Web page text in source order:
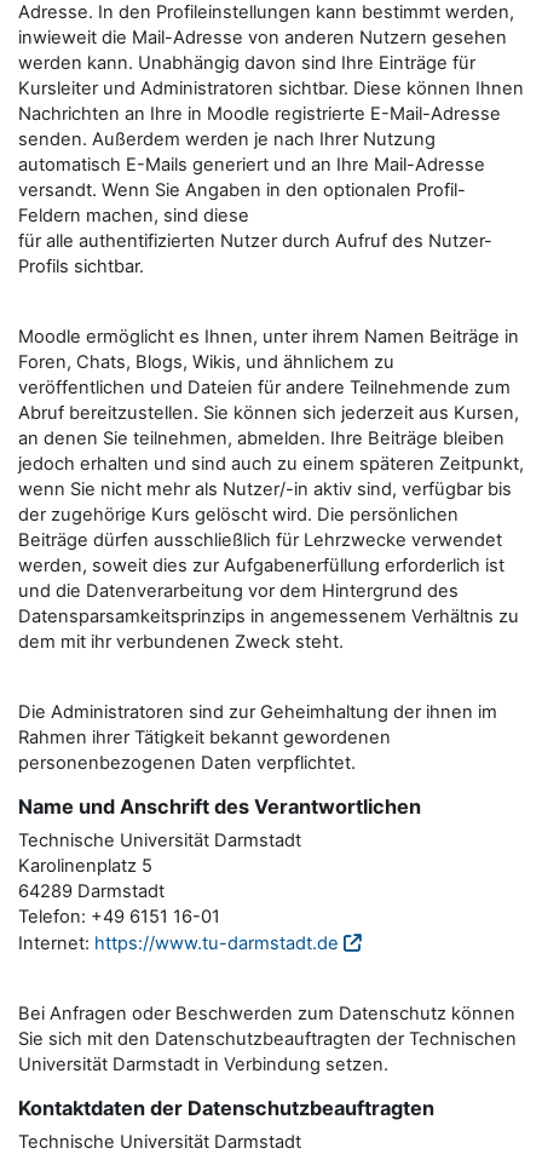
Adresse. In den Profileinstellungen kann bestimmt werden,
inwieweit die Mail-Adresse von anderen Nutzern gesehen
werden kann. Unabhängig davon sind Ihre Einträge für
Kursleiter und Administratoren sichtbar. Diese können Ihnen
Nachrichten an Ihre in Moodle registrierte E-Mail-Adresse
senden. Außerdem werden je nach Ihrer Nutzung
automatisch E-Mails generiert und an Ihre Mail-Adresse
versandt. Wenn Sie Angaben in den optionalen Profil-
Feldern machen, sind diese
für alle authentifizierten Nutzer durch Aufruf des Nutzer-
Profils sichtbar.
Moodle ermöglicht es Ihnen, unter ihrem Namen Beiträge in
Foren, Chats, Blogs, Wikis, und ähnlichem zu
veröffentlichen und Dateien für andere Teilnehmende zum
Abruf bereitzustellen. Sie können sich jederzeit aus Kursen,
an denen Sie teilnehmen, abmelden. Ihre Beiträge bleiben
jedoch erhalten und sind auch zu einem späteren Zeitpunkt,
wenn Sie nicht mehr als Nutzer/-in aktiv sind, verfügbar bis
der zugehörige Kurs gelöscht wird. Die persönlichen
Beiträge dürfen ausschließlich für Lehrzwecke verwendet
werden, soweit dies zur Aufgabenerfüllung erforderlich ist
und die Datenverarbeitung vor dem Hintergrund des
Datensparsamkeitsprinzips in angemessenem Verhältnis zu
dem mit ihr verbundenen Zweck steht.
Die Administratoren sind zur Geheimhaltung der ihnen im
Rahmen ihrer Tätigkeit bekannt gewordenen
personenbezogenen Daten verpflichtet.
Name und Anschrift des Verantwortlichen
Technische Universität Darmstadt
Karolinenplatz 5
64289 Darmstadt
Telefon: +49 6151 16-01
Internet: https://www.tu-darmstadt.de
Bei Anfragen oder Beschwerden zum Datenschutz können
Sie sich mit den Datenschutzbeauftragten der Technischen
Universität Darmstadt in Verbindung setzen.
Kontaktdaten der Datenschutzbeauftragten
Technische Universität Darmstadt